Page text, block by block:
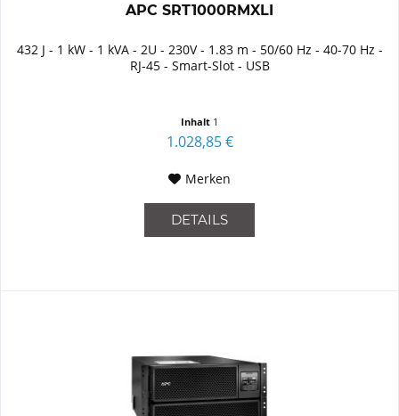
APC SRT1000RMXLI
432 J - 1 kW - 1 kVA - 2U - 230V - 1.83 m - 50/60 Hz - 40-70 Hz -
RJ-45 - Smart-Slot - USB
Inhalt 1
1.028,85 €
Merken
DETAILS